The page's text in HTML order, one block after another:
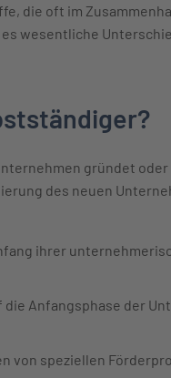
die oft im
wesentliche
gründet
des neuen
ihrer
Anfangsphase der
von speziellen